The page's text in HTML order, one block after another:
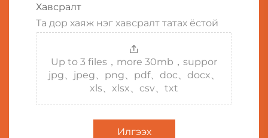
Хавсралт
Та дор хаяж нэг хавсралт татах ёстой
Up to 3 files，more 30mb，suppor
jpg、jpeg、png、pdf、doc、docx、
xls、xlsx、csv、txt
Илгээх